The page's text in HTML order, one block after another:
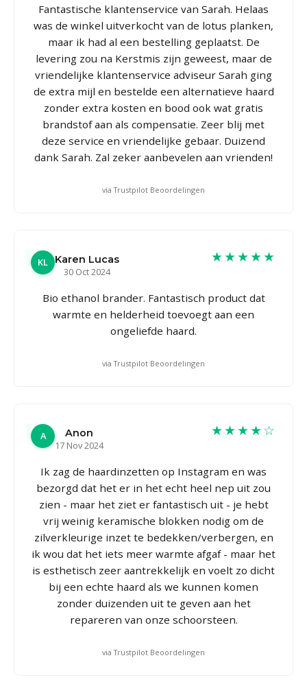
Fantastische klantenservice van Sarah. Helaas
was de winkel uitverkocht van de lotus planken,
maar ik had al een bestelling geplaatst. De
levering zou na Kerstmis zijn geweest, maar de
vriendelijke klantenservice adviseur Sarah ging
de extra mijl en bestelde een alternatieve haard
zonder extra kosten en bood ook wat gratis
brandstof aan als compensatie. Zeer blij met
deze service en vriendelijke gebaar. Duizend
dank Sarah. Zal zeker aanbevelen aan vrienden!
via Trustpilot Beoordelingen
KL
Karen Lucas
30 Oct 2024
★★★★★
Bio ethanol brander. Fantastisch product dat
warmte en helderheid toevoegt aan een
ongeliefde haard.
via Trustpilot Beoordelingen
A
Anon
17 Nov 2024
★★★★☆
Ik zag de haardinzetten op Instagram en was
bezorgd dat het er in het echt heel nep uit zou
zien - maar het ziet er fantastisch uit - je hebt
vrij weinig keramische blokken nodig om de
zilverkleurige inzet te bedekken/verbergen, en
ik wou dat het iets meer warmte afgaf - maar het
is esthetisch zeer aantrekkelijk en voelt zo dicht
bij een echte haard als we kunnen komen
zonder duizenden uit te geven aan het
repareren van onze schoorsteen.
via Trustpilot Beoordelingen